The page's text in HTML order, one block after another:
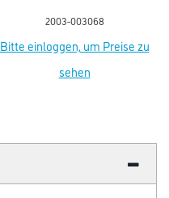
2003-003068
Bitte einloggen, um Preise zu
sehen